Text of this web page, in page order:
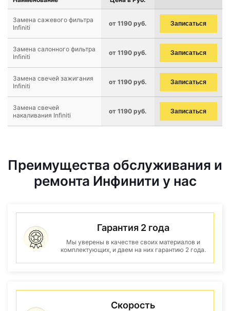
Замена сажевого фильтра
Infiniti
от 1190 руб. Записаться
Замена салонного фильтра
Infiniti
от 1190 руб. Записаться
Замена свечей зажигания
Infiniti
от 1190 руб. Записаться
Замена свечей
накаливания Infiniti
от 1190 руб. Записаться
Преимущества обслуживания и
ремонта Инфинити у нас
Гарантия 2 года
Мы уверены в качестве своих материалов и
комплектующих, и даем на них гарантию 2 года.
Скорость